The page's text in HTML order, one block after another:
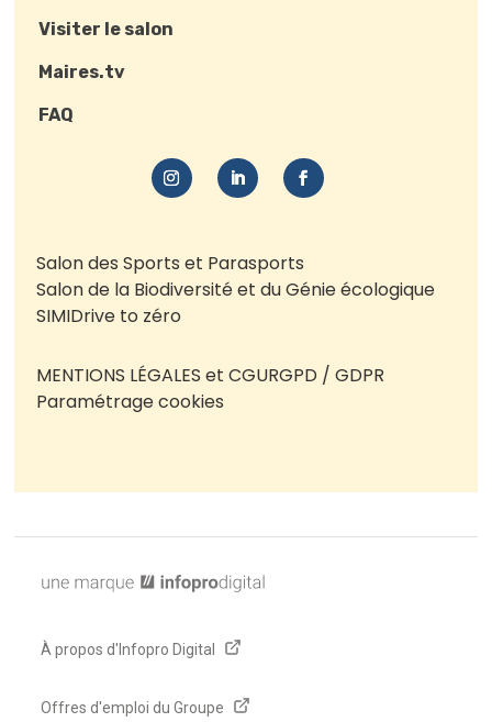
Visiter le salon
Maires.tv
FAQ
Salon des Sports et Parasports
Salon de la Biodiversité et du Génie écologique
SIMIDrive to zéro
MENTIONS LÉGALES et CGURGPD / GDPR
Paramétrage cookies